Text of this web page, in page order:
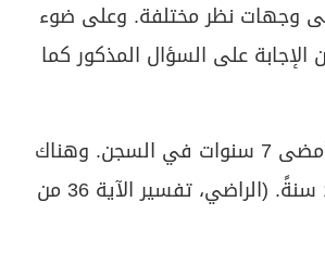
وجهات نظر مختلفة. وعلى ضوء
الإجابة على السؤال المذكور كما
أمضى 7 سنوات في السجن. وهناك
من يقولون 5 و12 سنةً. (الراضي، تفسير الآية 36 من